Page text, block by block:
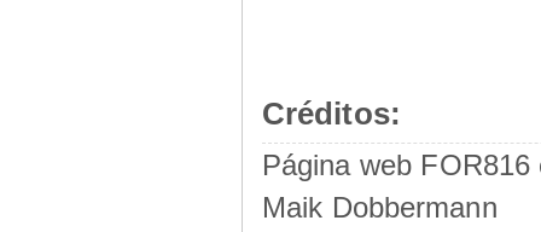
Créditos:
Página web
Maik Dobbermann